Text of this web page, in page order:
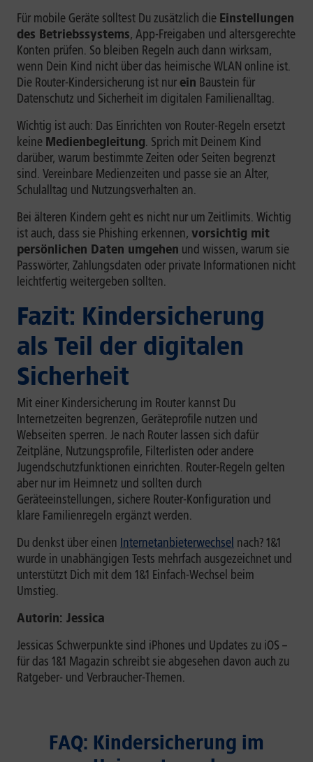
Für mobile Geräte solltest Du zusätzlich die Einstellungen
des Betriebssystems, App-Freigaben und altersgerechte
Konten prüfen. So bleiben Regeln auch dann wirksam,
wenn Dein Kind nicht über das heimische WLAN online ist.
Die Router-Kindersicherung ist nurein Baustein für
Datenschutz und Sicherheit im digitalen Familienalltag.
Wichtig ist auch: Das Einrichten von Router-Regeln ersetzt
keine Medienbegleitung. Sprich mit Deinem Kind
darüber, warum bestimmte Zeiten oder Seiten begrenzt
sind. Vereinbare Medienzeiten und passe sie an Alter,
Schulalltag und Nutzungsverhalten an.
Bei älteren Kindern geht es nicht nur um Zeitlimits. Wichtig
ist auch, dass sie Phishing erkennen, vorsichtig mit
persönlichen Daten umgehen und wissen, warum sie
Passwörter, Zahlungsdaten oder private Informationen nicht
leichtfertig weitergeben sollten.
Fazit: Kindersicherung
als Teil der digitalen
Sicherheit
Mit einer Kindersicherung im Router kannst Du
Internetzeiten begrenzen, Geräteprofile nutzen und
Webseiten sperren. Je nach Router lassen sich dafür
Zeitpläne, Nutzungsprofile, Filterlisten oder andere
Jugendschutzfunktionen einrichten. Router-Regeln gelten
aber nur im Heimnetz und sollten durch
Geräteeinstellungen, sichere Router-Konfiguration und
klare Familienregeln ergänzt werden.
Du denkst über einen Internetanbieterwechsel nach? 1&1
wurde in unabhängigen Tests mehrfach ausgezeichnet und
unterstützt Dich mit dem 1&1 Einfach-Wechsel beim
Umstieg.
Autorin: Jessica
Jessicas Schwerpunkte sind iPhones und Updates zu iOS –
für das 1&1 Magazin schreibt sie abgesehen davon auch zu
Ratgeber- und Verbraucher-Themen.
FAQ: Kindersicherung im